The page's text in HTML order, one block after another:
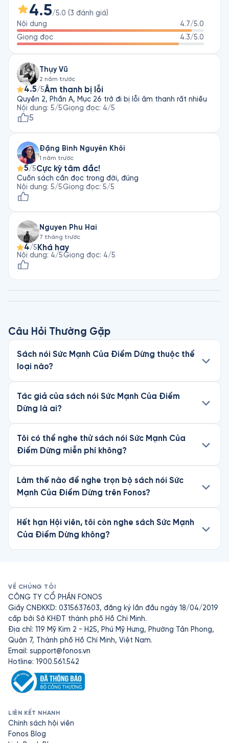
4.5/5.0 (3 đánh giá)
Nội dung
4.7/5.0
Giọng đọc
4.3/5.0
Thụy Vũ
2 năm trước
4.5/5Âm thanh bị lỗi
Quyền 2, Phần A, Mục 26 trở đi bị lỗi âm thanh rất nhiều
Nội dung: 5/5Giọng đọc: 4/5
5
Đặng Bình Nguyên Khôi
1 năm trước
5/5Cực kỳ tâm đắc!
Cuốn sách cần đọc trong đời, đúng
Nội dung: 5/5Giọng đọc: 5/5
Nguyen Phu Hai
7 tháng trước
4/5 Khá hay
Nội dung: 4/5Giọng đọc: 4/5
Câu Hỏi Thường Gặp
Sách nói Sức Mạnh Của Điểm Dừng thuộc thể
loại nào?
Tác giả của sách nói Sức Mạnh Của Điểm
Dừng là ai?
Tôi có thể nghe thử sách nói Sức Mạnh Của
Điểm Dừng miễn phí không?
Làm thế nào để nghe trọn bộ sách nói Sức
Mạnh Của Điểm Dừng trên Fonos?
Hết hạn Hội viên, tôi còn nghe sách Sức Mạnh
Của Điểm Dừng không?
VỀ CHÚNG TÔI
CÔNG TY CỔ PHẦN FONOS
Giấy CNĐKKD: 0315637603, đăng ký lần đầu ngày 18/04/2019
cấp bởi Sở KHĐT thành phố Hồ Chí Minh.
Địa chỉ: 119 Mỹ Kim 2 - H25, Phú Mỹ Hưng, Phường Tân Phong,
Quận 7, Thành phố Hồ Chí Minh, Việt Nam.
Email: support@fonos.vn
Hotline: 1900.561.542
LIÊN KẾT NHANH
Chính sách hội viên
Fonos Blog